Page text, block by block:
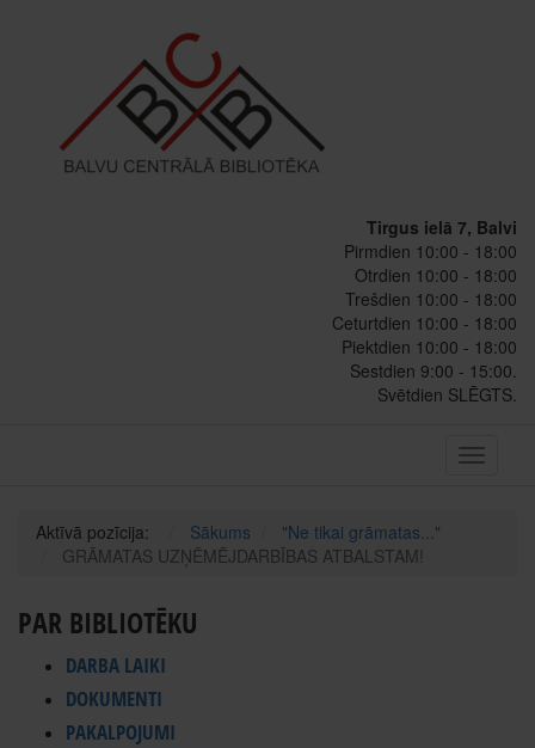
Tirgus ielā 7, Balvi
Pirmdien 10:00 - 18:00
Otrdien 10:00 - 18:00
Trešdien 10:00 - 18:00
Ceturtdien 10:00 - 18:00
Piektdien 10:00 - 18:00
Sestdien 9:00 - 15:00.
Svētdien SLĒGTS.
Toggle
Aktīvā pozīcija: Sākums
"Ne tikai grāmatas..."
GRĀMATAS UZŅĒMĒJDARBĪBAS ATBALSTAM!
PAR BIBLIOTĒKU
DARBA LAIKI
DOKUMENTI
PAKALPOJUMI